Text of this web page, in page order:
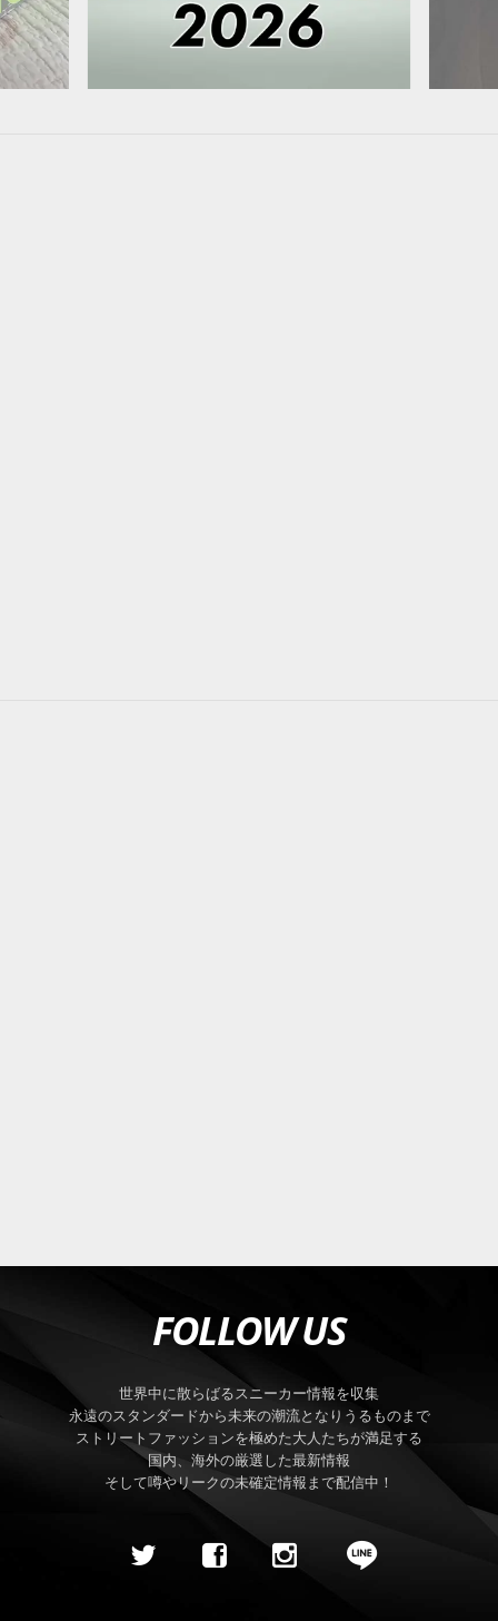
FOLLOW US
世界中に散らばるスニーカー情報を収集
永遠のスタンダードから未来の潮流となりうるものまで
ストリートファッションを極めた大人たちが満足する
国内、海外の厳選した最新情報
そして噂やリークの未確定情報まで配信中！